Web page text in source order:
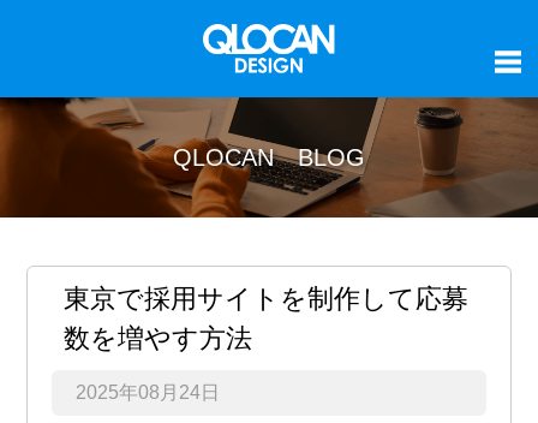
QLOCAN BLOG
東京で採用サイトを制作して応募
数を増やす方法
2025年08月24日